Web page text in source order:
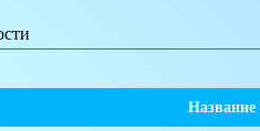
Название